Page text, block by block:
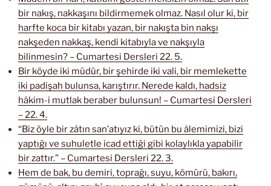
bir nakış, nakkaşını bildirmemek olmaz. Nasıl olur ki, bir
harfte koca bir kitabı yazan, bir nakışta bin nakşı
nakşeden nakkaş, kendi kitabıyla ve nakşıyla
bilinmesin? – Cumartesi Dersleri 22. 5.
Bir köyde iki müdür, bir şehirde iki vali, bir memlekette
iki padişah bulunsa, karıştırır. Nerede kaldı, hadsiz
hâkim-i mutlak beraber bulunsun! – Cumartesi Dersleri
– 22. 4.
“Biz öyle bir zâtın san’atıyız ki, bütün bu âlemimizi, bizi
yaptığı ve suhuletle icad ettiği gibi kolaylıkla yapabilir
bir zattır.” – Cumartesi Dersleri 22. 3.
Hem de bak, bu demiri, toprağı, suyu, kömürü, bakırı,